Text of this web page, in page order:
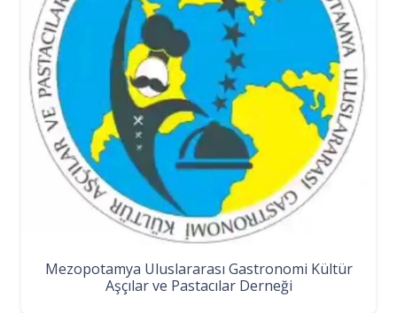
Mezopotamya Uluslararası Gastronomi Kültür
Aşçılar ve Pastacılar Derneği